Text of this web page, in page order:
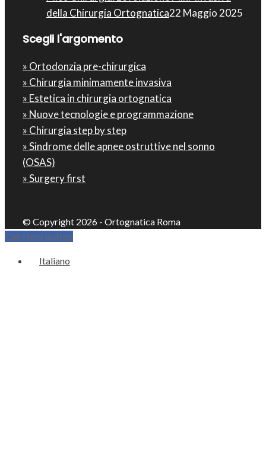
della Chirurgia Ortognatica22 Maggio 2025
Scegli l'argomento
» Ortodonzia pre-chirurgica
» Chirurgia minimamente invasiva
» Estetica in chirurgia ortognatica
» Nuove tecnologie e programmazione
» Chirurgia step by step
» Sindrome delle apnee ostruttive nel sonno
(OSAS)
» Surgery first
© Copyright 2026 - Ortognatica Roma
Call Now Button
Italiano